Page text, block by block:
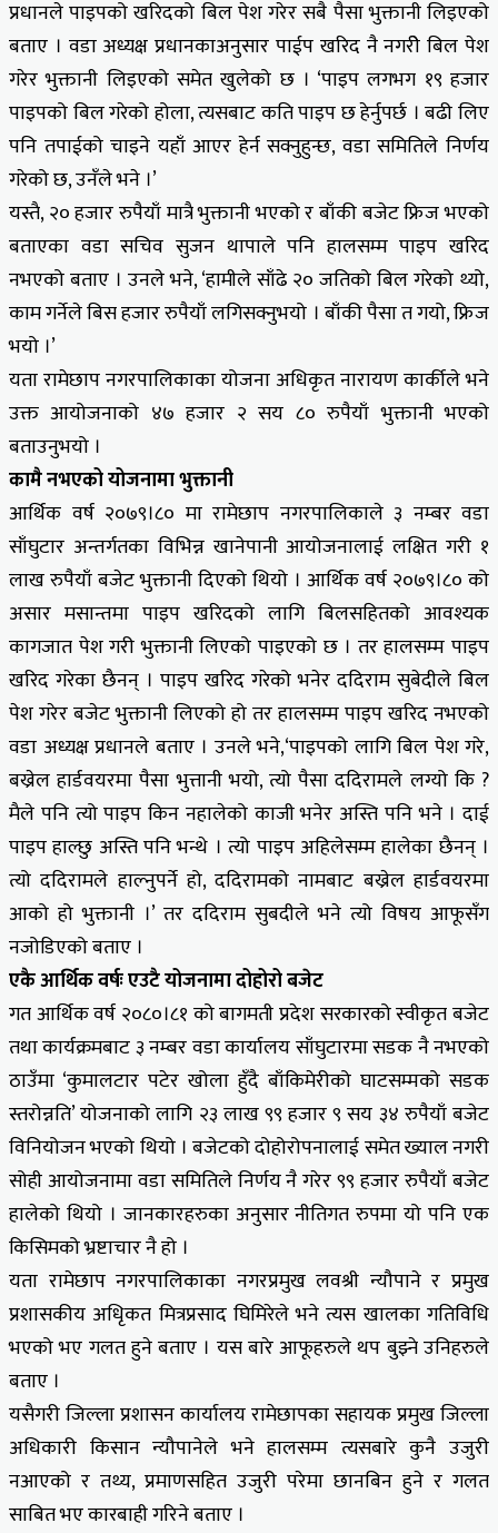
प्रधानले पाइपको खरिदको बिल पेश गरेर सबै पैसा भुक्तानी लिइएको
बताए । वडा अध्यक्ष प्रधानकाअनुसार पाईप खरिद नै नगरीे बिल पेश
गरेर भुक्तानी लिइएको समेत खुलेको छ । ‘पाइप लगभग १९ हजार
पाइपको बिल गरेको होला, त्यसबाट कति पाइप छ हेर्नुपर्छ । बढी लिए
पनि तपाईको चाइने यहाँ आएर हेर्न सक्नुहुन्छ, वडा समितिले निर्णय
गरेको छ, उनँले भने ।’
यस्तै, २० हजार रुपैयाँ मात्रै भुक्तानी भएको र बाँकी बजेट फ्रिज भएको
बताएका वडा सचिव सुजन थापाले पनि हालसम्म पाइप खरिद
नभएको बताए । उनले भने, ‘हामीले साँढे २० जतिको बिल गरेको थ्यो,
काम गर्नेले बिस हजार रुपैयाँ लगिसक्नुभयो । बाँकी पैसा त गयो, फ्रिज
भयो ।’
यता रामेछाप नगरपालिकाका योजना अधिकृत नारायण कार्कीले भने
उक्त आयोजनाको ४७ हजार २ सय ८० रुपैयाँ भुक्तानी भएको
बताउनुभयो ।
कामै नभएको योजनामा भुक्तानी
आर्थिक वर्ष २०७९।८० मा रामेछाप नगरपालिकाले ३ नम्बर वडा
साँघुटार अन्तर्गतका विभिन्न खानेपानी आयोजनालाई लक्षित गरी १
लाख रुपैयाँ बजेट भुक्तानी दिएको थियो । आर्थिक वर्ष २०७९।८० को
असार मसान्तमा पाइप खरिदको लागि बिलसहितको आवश्यक
कागजात पेश गरी भुक्तानी लिएको पाइएको छ । तर हालसम्म पाइप
खरिद गरेका छैनन् । पाइप खरिद गरेको भनेर ददिराम सुबेदीले बिल
पेश गरेर बजेट भुक्तानी लिएको हो तर हालसम्म पाइप खरिद नभएको
वडा अध्यक्ष प्रधानले बताए । उनले भने,‘पाइपको लागि बिल पेश गरे,
बख्रेल हार्डवयरमा पैसा भुत्तानी भयो, त्यो पैसा ददिरामले लग्यो कि ?
मैले पनि त्यो पाइप किन नहालेको काजी भनेर अस्ति पनि भने । दाई
पाइप हाल्छु अस्ति पनि भन्थे । त्यो पाइप अहिलेसम्म हालेका छैनन् ।
त्यो ददिरामले हाल्नुपर्ने हो, ददिरामको नामबाट बख्रेल हार्डवयरमा
आको हो भुक्तानी ।’ तर ददिराम सुबदीले भने त्यो विषय आफूसँग
नजोडिएको बताए ।
एकै आर्थिक वर्षः एउटै योजनामा दोहोरो बजेट
गत आर्थिक वर्ष २०८०।८१ को बागमती प्रदेश सरकारको स्वीकृत बजेट
तथा कार्यक्रमबाट ३ नम्बर वडा कार्यालय साँघुटारमा सडक नै नभएको
ठाउँमा ‘कुमालटार पटेर खोला हुँदै बाँकिमेरीको घाटसम्मको सडक
स्तरोन्नति’ योजनाको लागि २३ लाख ९९ हजार ९ सय ३४ रुपैयाँ बजेट
विनियोजन भएको थियो । बजेटको दोहोरोपनालाई समेत ख्याल नगरी
सोही आयोजनामा वडा समितिले निर्णय नै गरेर ९९ हजार रुपैयाँ बजेट
हालेको थियो । जानकारहरुका अनुसार नीतिगत रुपमा यो पनि एक
किसिमको भ्रष्टाचार नै हो ।
यता रामेछाप नगरपालिकाका नगरप्रमुख लवश्री न्यौपाने र प्रमुख
प्रशासकीय अधिृकत मित्रप्रसाद घिमिरेले भने त्यस खालका गतिविधि
भएको भए गलत हुने बताए । यस बारे आफूहरुले थप बुझ्ने उनिहरुले
बताए ।
यसैगरी जिल्ला प्रशासन कार्यालय रामेछापका सहायक प्रमुख जिल्ला
अधिकारी किसान न्यौपानेले भने हालसम्म त्यसबारे कुनै उजुरी
नआएको र तथ्य, प्रमाणसहित उजुरी परेमा छानबिन हुने र गलत
साबित भए कारबाही गरिने बताए ।